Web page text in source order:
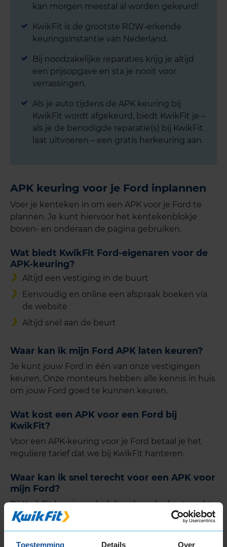
Toestemming Details Over
kan morgen meestal al worden gekeurd!
KwikFit is de grootste RDW-erkende
keuringsinstantie van Nederland.
Bij noodzakelijke reparaties krijg je altijd
een prijsopgave en sta je nooit voor
verrassingen.
Als je auto tijdens de APK keuring bij
KwikFit wordt afgekeurd, biedt KwikFit je –
als je de benodigde reparatie(s) bij KwikFit
laat uitvoeren – een gratis herkeuring aan.
APK keuring voor je Ford inplannen
Voer je kenteken in om een APK voor je Ford te
plannen. Je kunt hiervoor het kentekenblokje
boven- en onderaan de pagina gebruiken.
Wat biedt KwikFit Ford-eigenaren voor de
APK-keuring?
Altijd een vestiging in de buurt
Eenvoudig en online een afspraak boeken via
de website
Altijd snel aan de beurt
Waar kan ik mijn Ford APK laten keuren?
Je kunt jouw Ford in één van onze vestigingen
keuren. Onze monteurs hebben alle kennis in huis
om jouw Ford goed te kunnen keuren.
Wat kost een APK voor een Ford bij
KwikFit?
Voor een APK-keuring voor je Ford betaal je het
reguliere tarief dat we bij KwikFit hanteren.
Waar kan ik snel terecht voor een APK voor
mijn Ford?
Bij KwikFit kun je vaak al de volgende dag terecht
voor de APK van je Ford. Daarnaast kun je kiezen
brengt of een door jou te kiezen uurafspraak: je